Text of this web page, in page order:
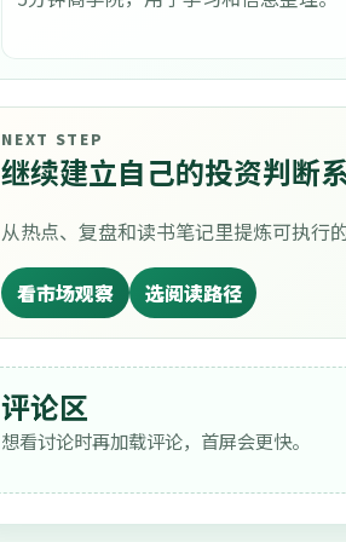
NEXT STEP
继续建立自己的投资判断
从热点、复盘和读书笔记里提炼可执行
看市场观察 选阅读路径
评论区
想看讨论时再加载评论，首屏会更快。